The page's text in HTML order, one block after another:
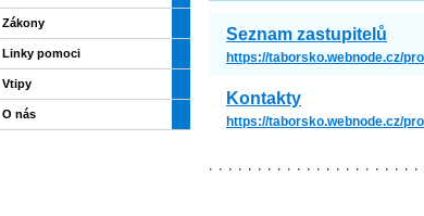
Seznam zastupitelů
https://taborsko.webnode.cz/
Kontakty
https://taborsko.webnode.cz/
Zákony
Linky pomoci
Vtipy
O nás